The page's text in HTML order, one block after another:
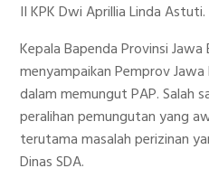
II KPK Dwi Aprillia Linda Astuti.
Kepala Bapenda Provinsi
menyampaikan Pemprov
dalam memungut PAP. Salah
peralihan pemungutan yang
terutama masalah perizinan
Dinas SDA.